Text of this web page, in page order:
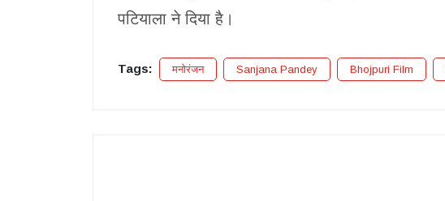
पटियाला ने दिया है।
Tags: मनोरंजन Sanjana Pandey Bhojpuri Film